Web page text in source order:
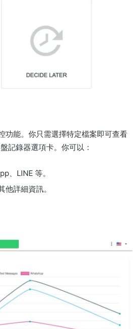
功能。你只需選擇特定檔案即可查看
記錄器選項卡。你可以：
、LINE 等。
詳細資訊。